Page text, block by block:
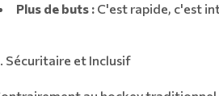
Plus de buts : C'est rapide, c'est
Sécuritaire et Inclusif